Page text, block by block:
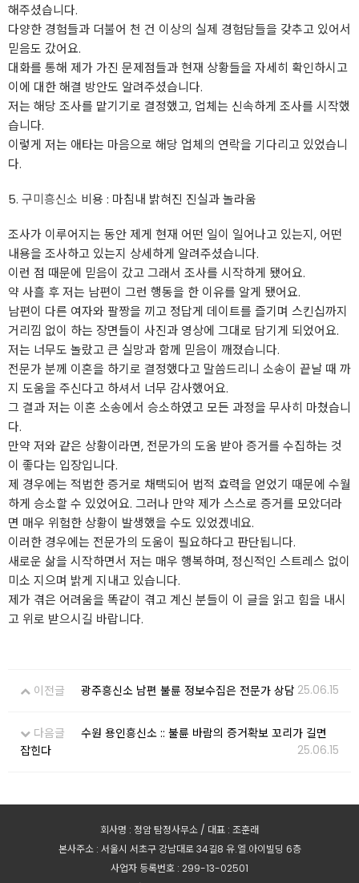
해주셨습니다.
다양한 경험들과 더불어 천 건 이상의 실제 경험담들을 갖추고 있어서
믿음도 갔어요.
대화를 통해 제가 가진 문제점들과 현재 상황들을 자세히 확인하시고
이에 대한 해결 방안도 알려주셨습니다.
저는 해당 조사를 맡기기로 결정했고, 업체는 신속하게 조사를 시작했
습니다.
이렇게 저는 애타는 마음으로 해당 업체의 연락을 기다리고 있었습니
다.
5. 구미흥신소 비용 : 마침내 밝혀진 진실과 놀라움
조사가 이루어지는 동안 제게 현재 어떤 일이 일어나고 있는지, 어떤
내용을 조사하고 있는지 상세하게 알려주셨습니다.
이런 점 때문에 믿음이 갔고 그래서 조사를 시작하게 됐어요.
약 사흘 후 저는 남편이 그런 행동을 한 이유를 알게 됐어요.
남편이 다른 여자와 팔짱을 끼고 정답게 데이트를 즐기며 스킨십까지
거리낌 없이 하는 장면들이 사진과 영상에 그대로 담기게 되었어요.
저는 너무도 놀랐고 큰 실망과 함께 믿음이 깨졌습니다.
전문가 분께 이혼을 하기로 결정했다고 말씀드리니 소송이 끝날 때 까
지 도움을 주신다고 하셔서 너무 감사했어요.
그 결과 저는 이혼 소송에서 승소하였고 모든 과정을 무사히 마쳤습니
다.
만약 저와 같은 상황이라면, 전문가의 도움 받아 증거를 수집하는 것
이 좋다는 입장입니다.
제 경우에는 적법한 증거로 채택되어 법적 효력을 얻었기 때문에 수월
하게 승소할 수 있었어요. 그러나 만약 제가 스스로 증거를 모았더라
면 매우 위험한 상황이 발생했을 수도 있었겠네요.
이러한 경우에는 전문가의 도움이 필요하다고 판단됩니다.
새로운 삶을 시작하면서 저는 매우 행복하며, 정신적인 스트레스 없이
미소 지으며 밝게 지내고 있습니다.
제가 겪은 어려움을 똑같이 겪고 계신 분들이 이 글을 읽고 힘을 내시
고 위로 받으시길 바랍니다.
이전글 광주흥신소 남편 불륜 정보수집은 전문가 상담 25.06.15
다음글
수원 용인흥신소 :: 불륜 바람의 증거확보 꼬리가 길면
잡힌다
25.06.15
회사명 : 정암 탐정사무소 / 대표 : 조훈래
본사주소 : 서울시 서초구 강남대로 34길8 유.엘.아이빌딩 6층
사업자 등록번호 : 299-13-02501